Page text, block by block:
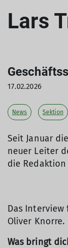
Lars
17.02.2026
News Sektion
Seit Januar
neuer Leiter
die
Das Interview
Oliver Knorre.
Was bringt